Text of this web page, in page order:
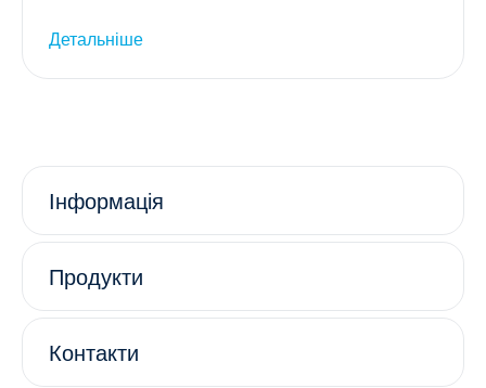
Детальніше
Інформація
Продукти
Контакти